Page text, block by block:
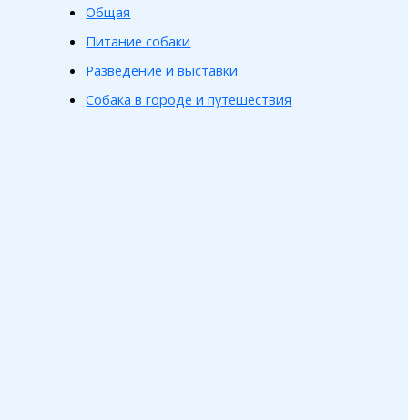
Общая
Питание собаки
Разведение и выставки
Собака в городе и путешествия